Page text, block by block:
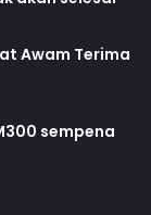
Awam Terima
sempena